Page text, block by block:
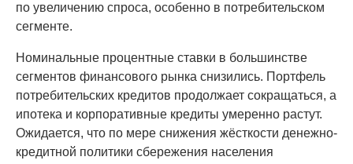
по увеличению спроса, особенно в потребительском
сегменте.
Номинальные процентные ставки в большинстве
сегментов финансового рынка снизились. Портфель
потребительских кредитов продолжает сокращаться, а
ипотека и корпоративные кредиты умеренно растут.
Ожидается, что по мере снижения жёсткости денежно-
кредитной политики сбережения населения